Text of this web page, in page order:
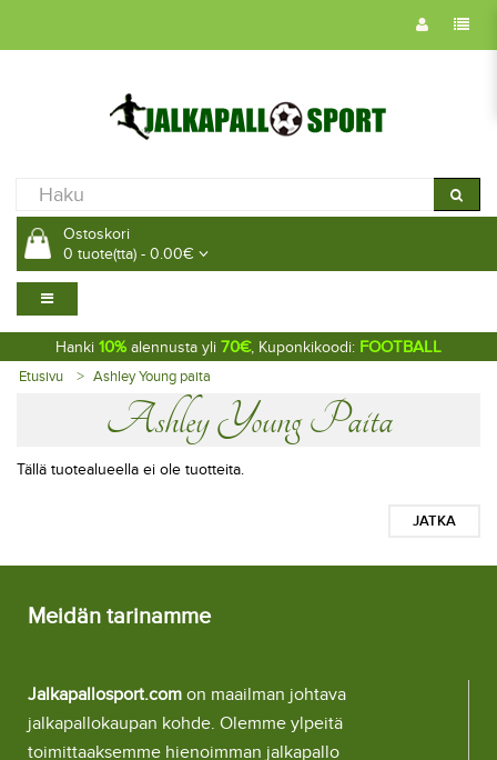
Ostoskori
0 tuote(tta) - 0.00€
Hanki 10% alennusta yli 70€, Kuponkikoodi: FOOTBALL
Etusivu Ashley Young paita
Ashley Young Paita
Tällä tuotealueella ei ole tuotteita.
JATKA
Meidän tarinamme
Jalkapallosport.com on maailman johtava
jalkapallokaupan kohde. Olemme ylpeitä
toimittaaksemme hienoimman jalkapallo